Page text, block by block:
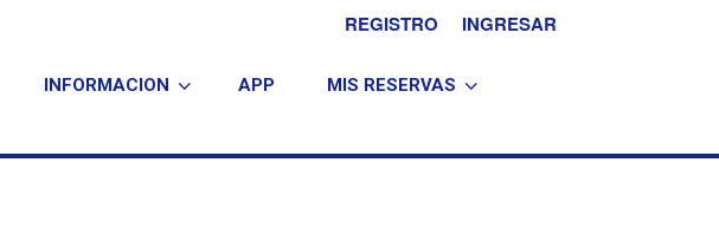
REGISTRO INGRESAR
INFORMACION APP
MIS RESERVAS